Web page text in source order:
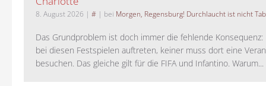
8. August 2026 | # | bei Morgen, Regensburg! Durchlaucht ist nicht
Das Grundproblem ist doch immer die fehlende
bei diesen Festspielen auftreten, keiner muss dort eine
besuchen. Das gleiche gilt für die FIFA und Infantino. Warum...